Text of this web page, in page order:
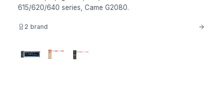
615/620/640 series, Came G2080.
2 brand